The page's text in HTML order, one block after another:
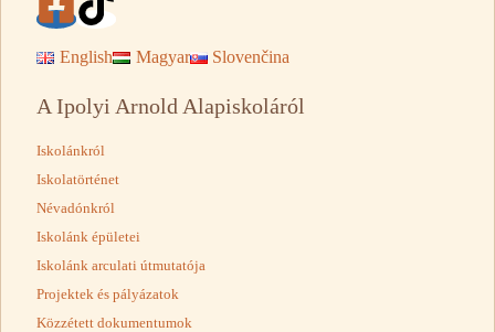
English Magyar Slovenčina
A Ipolyi Arnold Alapiskoláról
Iskolánkról
Iskolatörténet
Névadónkról
Iskolánk épületei
Iskolánk arculati útmutatója
Projektek és pályázatok
Közzétett dokumentumok